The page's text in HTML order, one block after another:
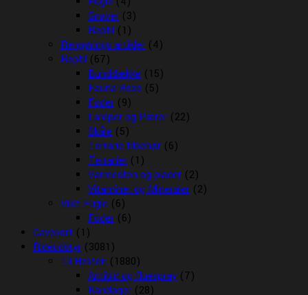
Gnaver (3)
Reptil (1)
Rengørings artikler (4)
Reptil (67)
Bunddække (15)
Fauna Boxe (5)
Foder (9)
Lamper og Pærer (22)
Skåle (5)
Terrarie tilbehør (6)
Terrarier (1)
Varmesten og plader (2)
Vitaminer og Mineraler (2)
Vildt Fugle (6)
Foder (6)
Gavekort (1)
Rideudstyr (3081)
Til Hesten (1880)
Antibid og fluespray (7)
Bandager (28)